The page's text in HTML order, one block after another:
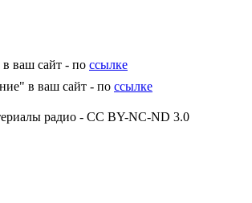
ваш сайт - по ссылке
в ваш сайт - по ссылке
радио - CC BY-NC-ND 3.0